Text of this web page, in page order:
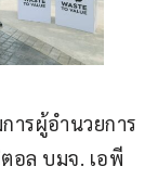
ารผู้อำนวยการ
อล บมจ. เอพี